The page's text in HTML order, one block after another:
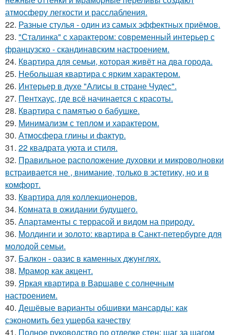
атмосферу легкости и расслабления.
22. Разные стулья - один из самых эффектных приёмов.
23. "Сталинка" с характером: современный интерьер с
французско - скандинавским настроением.
24. Квартира для семьи, которая живёт на два города.
25. Небольшая квартира с ярким характером.
26. Интерьер в духе "Алисы в стране Чудес".
27. Пентхаус, где всё начинается с красоты.
28. Квартира с памятью о бабушке.
29. Минимализм с теплом и характером.
30. Атмосфера глины и фактур.
31. 22 квадрата уюта и стиля.
32. Правильное расположение духовки и микроволновки
встраивается не , внимание, только в эстетику, но и в
комфорт.
33. Квартира для коллекционеров.
34. Комната в ожидании будущего.
35. Апартаменты с террасой и видом на природу.
36. Молдинги и золото: квартира в Санкт-петербурге для
молодой семьи.
37. Балкон - оазис в каменных джунглях.
38. Мрамор как акцент.
39. Яркая квартира в Варшаве с солнечным
настроением.
40. Дешёвые варианты обшивки мансарды: как
сэкономить без ущерба качеству
41. Полное руководство по отделке стен: шаг за шагом